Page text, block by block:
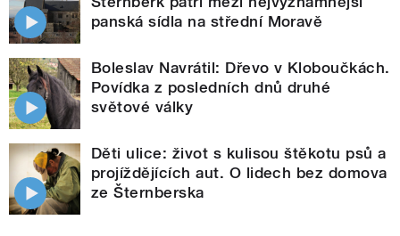
panská sídla na střední Moravě
Boleslav Navrátil: Dřevo v Kloboučkách.
Povídka z posledních dnů druhé
světové války
Děti ulice: život s kulisou štěkotu psů a
projíždějících aut. O lidech bez domova
ze Šternberska